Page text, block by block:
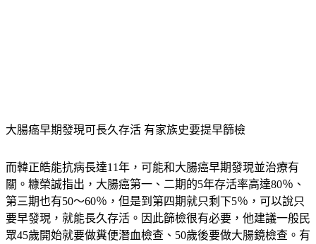
大腸癌早期發現可長久存活 有家族史要提早篩檢
而韓正皓能抗病長達11年，可能和大腸癌早期發現並治療有
關。糠榮誠指出，大腸癌第一、二期的5年存活率高達80％、
第三期也有50～60％，但是到第四期就只剩下5％，可以說只
要早發現，就能長久存活。因此篩檢很有必要，他建議一般民
眾45歲開始就要做糞便潛血檢查、50歲後要做大腸鏡檢查。有